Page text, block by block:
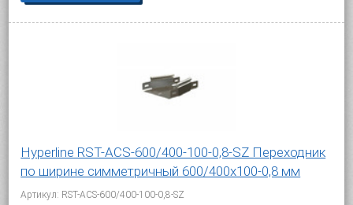
Hyperline RST-ACS-600/400-100-0,8-SZ Переходник
по ширине симметричный 600/400x100-0,8 мм
Артикул: RST-ACS-600/400-100-0,8-SZ